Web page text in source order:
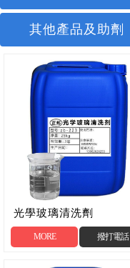
其他產品及助劑
光學玻璃清洗劑
zb-223
MORE 撥打電話